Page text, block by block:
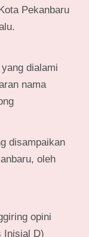
Pekanbaru
dialami
nama
disampaikan
oleh
opini
Inisial D)